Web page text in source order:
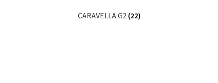
CARAVELLA G2 (22)